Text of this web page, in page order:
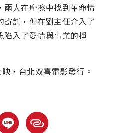
兩人在摩擦中找到革命情
寄託，但在劉主任介入了
陷入了愛情與事業的掙
，台北双喜電影發行。